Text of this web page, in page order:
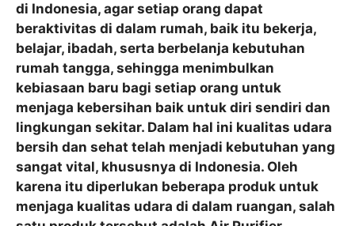
di Indonesia, agar setiap orang dapat
beraktivitas di dalam rumah, baik itu bekerja,
belajar, ibadah, serta berbelanja kebutuhan
rumah tangga, sehingga menimbulkan
kebiasaan baru bagi setiap orang untuk
menjaga kebersihan baik untuk diri sendiri dan
lingkungan sekitar. Dalam hal ini kualitas udara
bersih dan sehat telah menjadi kebutuhan yang
sangat vital, khususnya di Indonesia. Oleh
karena itu diperlukan beberapa produk untuk
menjaga kualitas udara di dalam ruangan, salah